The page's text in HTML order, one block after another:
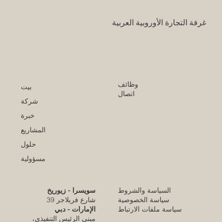
غرفة التجارة الأوروبية العربية
بيت
شركة
خبرة
المشاريع
حلول
مسؤولية
وظائف
اتصال
السياسة والشروط
سياسة الخصوصية
سياسة ملفات الارتباط
سويسرا - زيوريخ
شارع فريلاجر 39
الإمارات - دبي
مبنى الرئيس التنفيذي،
كلية الإمارات للتطوير التربوي تحقق الاعتماد
الأوروبي المرموق للجودة